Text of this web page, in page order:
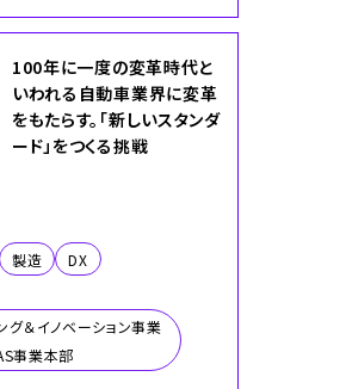
製造
DX
グ＆イノベーション事業
事業本部
100年に一度の変革時代と
いわれる自動車業界に変革
をもたらす。「新しいスタンダ
ード」をつくる挑戦